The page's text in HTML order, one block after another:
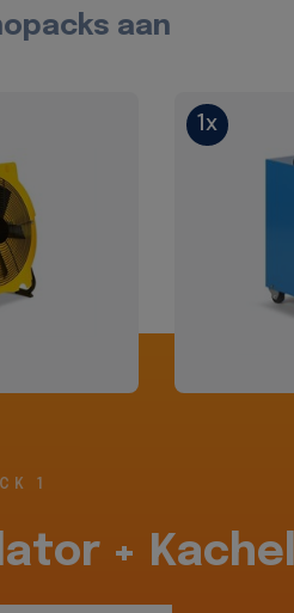
aan
1x
1
+ Kachel